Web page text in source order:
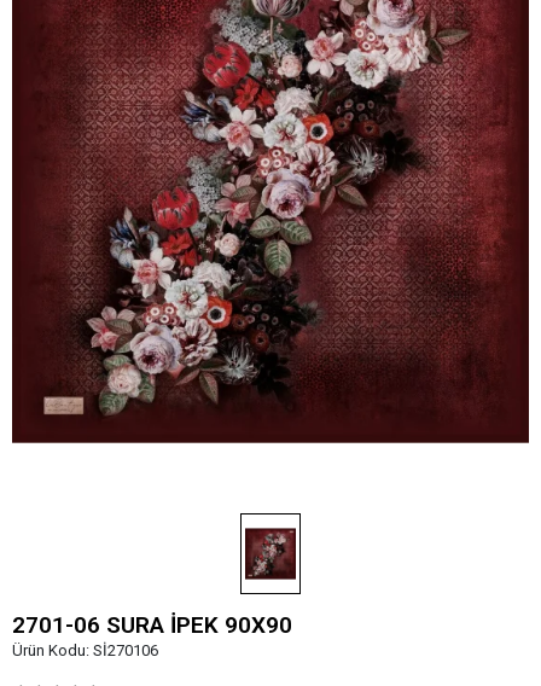
2701-06 SURA İPEK 90X90
Ürün Kodu: Sİ270106